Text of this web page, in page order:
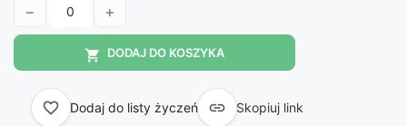
− +
 DODAJ DO KOSZYKA
favorite_border Dodaj do listy życzeń  Skopiuj link